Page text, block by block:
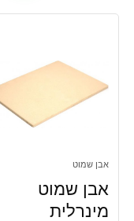
אבן שמוט
אבן שמוט
מינרלית